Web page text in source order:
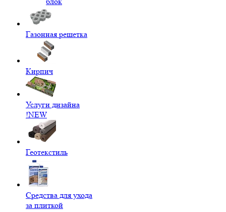
Газонная решетка
Кирпич
Услуги дизайна
!NEW
Геотекстиль
Средства для ухода
за плиткой